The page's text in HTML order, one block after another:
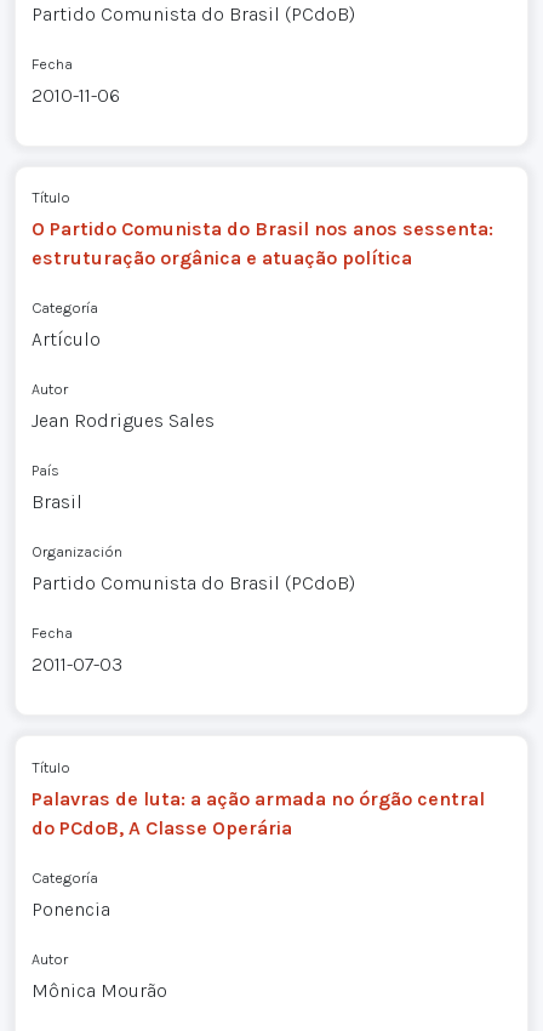
Partido Comunista do Brasil (PCdoB)
Fecha
2010-11-06
Título
O Partido Comunista do Brasil nos anos sessenta:
estruturação orgânica e atuação política
Categoría
Artículo
Autor
Jean Rodrigues Sales
País
Brasil
Organización
Partido Comunista do Brasil (PCdoB)
Fecha
2011-07-03
Título
Palavras de luta: a ação armada no órgão central
do PCdoB, A Classe Operária
Categoría
Ponencia
Autor
Mônica Mourão